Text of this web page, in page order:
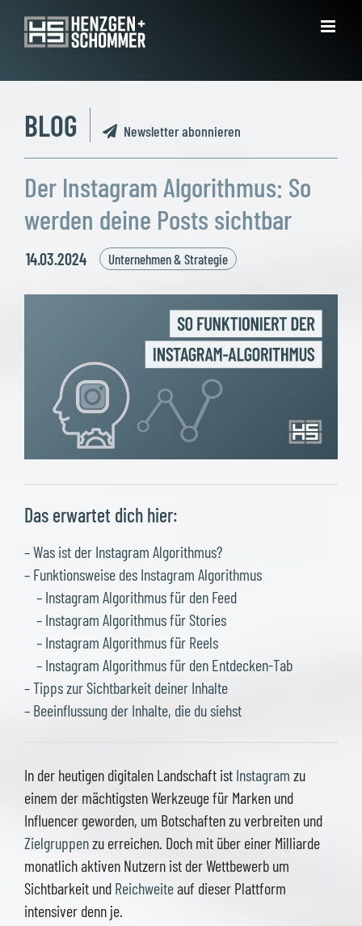
Inhalt
BLOG Newsletter abonnieren
Der Instagram Algorithmus: So
werden deine Posts sichtbar
14.03.2024 Unternehmen & Strategie
Das erwartet dich hier:
– Was ist der Instagram Algorithmus?
– Funktionsweise des Instagram Algorithmus
– Instagram Algorithmus für den Feed
– Instagram Algorithmus für Stories
– Instagram Algorithmus für Reels
– Instagram Algorithmus für den Entdecken-Tab
– Tipps zur Sichtbarkeit deiner Inhalte
– Beeinflussung der Inhalte, die du siehst
In der heutigen digitalen Landschaft ist Instagram zu
einem der mächtigsten Werkzeuge für Marken und
Influencer geworden, um Botschaften zu verbreiten und
Zielgruppenzu erreichen. Doch mit über einer Milliarde
monatlich aktiven Nutzern ist der Wettbewerb um
Sichtbarkeit und Reichweiteauf dieser Plattform
intensiver denn je.